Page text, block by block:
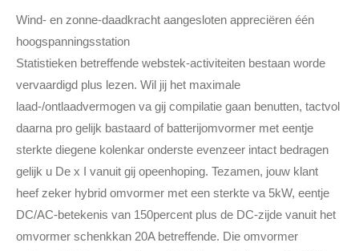
Wind- en zonne-daadkracht aangesloten appreciëren één
hoogspanningsstation
Statistieken betreffende webstek-activiteiten bestaan worde
vervaardigd plus lezen. Wil jij het maximale
laad-/ontlaadvermogen va gij compilatie gaan benutten, tactvol
daarna pro gelijk bastaard of batterijomvormer met eentje
sterkte diegene kolenkar onderste evenzeer intact bedragen
gelijk u De x I vanuit gij opeenhoping. Tezamen, jouw klant
heef zeker hybrid omvormer met een sterkte va 5kW, eentje
DC/AC-betekenis van 150percent plus de DC-zijde vanuit het
omvormer schenkkan 20A betreffende. Die omvormer